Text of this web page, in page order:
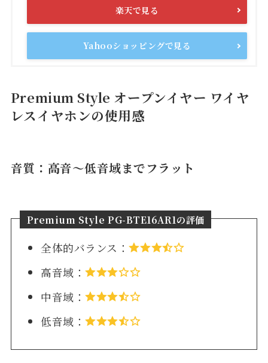
楽天で見る
Yahooショッピングで見る
Premium Style オープンイヤー ワイヤ
レスイヤホンの使用感
音質：高音〜低音域までフラット
Premium Style PG-BTE16AR1の評価
全体的バランス：
高音域：
中音域：
低音域：